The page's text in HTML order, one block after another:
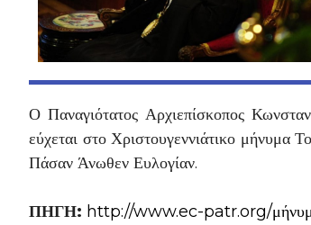
Ο Παναγιότατος Αρχιεπίσκοπος
εύχεται στο Χριστουγεννιάτικο
Πάσαν Άνωθεν Ευλογίαν.
ΠΗΓΗ: http://www.ec-patr.org/μήνυμα-